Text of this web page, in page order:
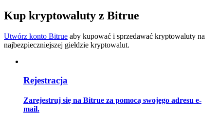
Informacja
Kup kryptowaluty z Bitrue
Utwórz konto Bitrue aby kupować i sprzedawać kryptowaluty na
najbezpieczniejszej giełdzie kryptowalut.
Rejestracja
Zarejestruj się na Bitrue za pomocą swojego adresu e-
mail.